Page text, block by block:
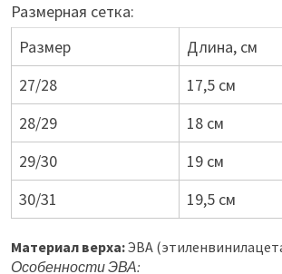
Размерная сетка:
Размер
Длина, см
27/28
17,5 см
28/29
18 см
29/30
19 см
30/31
19,5 см
Материал верха:ЭВА
Особенности ЭВА: